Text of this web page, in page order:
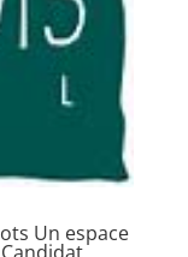
Un espace